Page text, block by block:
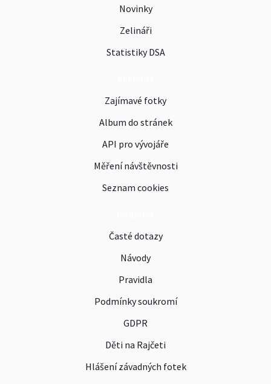
Novinky
Zelináři
Statistiky DSA
Zajímavé fotky
Album do stránek
API pro vývojáře
Měření návštěvnosti
Seznam cookies
Časté dotazy
Návody
Pravidla
Podmínky soukromí
GDPR
Děti na Rajčeti
Hlášení závadných fotek